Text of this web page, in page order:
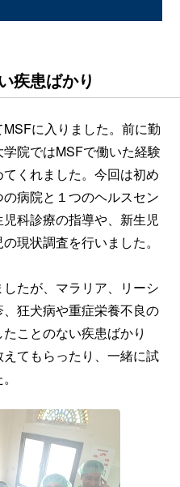
疾患ばかり
に入りました。前に勤
院ではMSFで働いた経験
くれました。今回は初め
病院と１つのヘルスセン
科診療の指導や、新生児
現状調査を行いました。
たが、マラリア、リーシ
狂犬病や重症栄養不良の
ことのない疾患ばかり
てもらったり、一緒に試